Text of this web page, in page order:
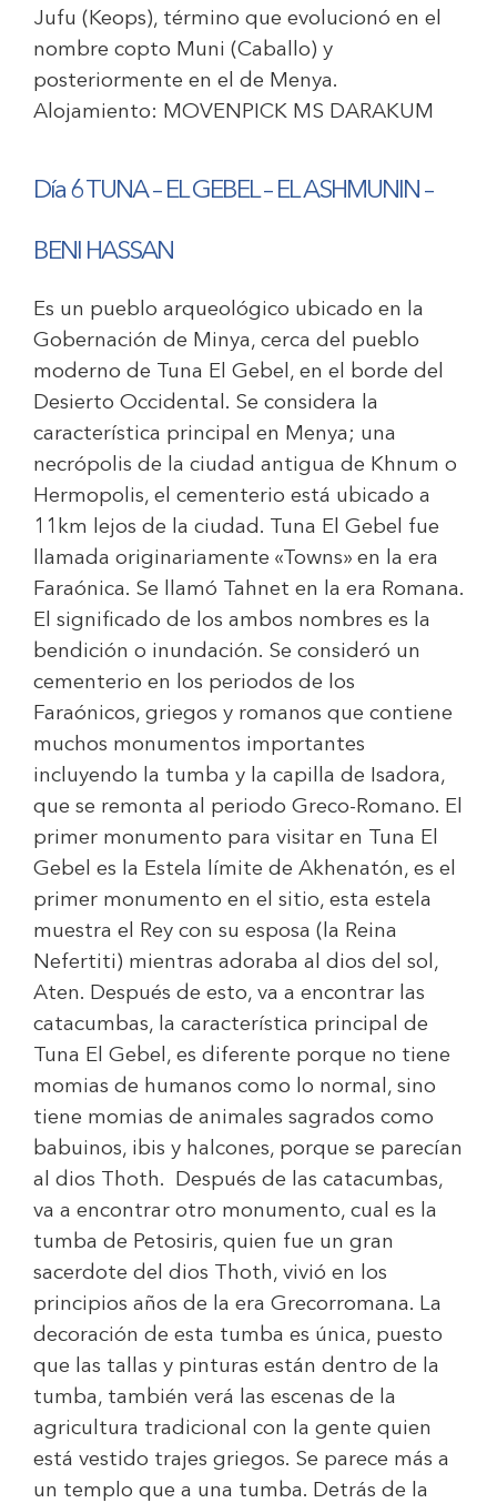
Jufu (Keops), término que evolucionó en el
nombre copto Muni (Caballo) y
posteriormente en el de Menya.
Alojamiento: MOVENPICK MS DARAKUM
Día 6 TUNA – EL GEBEL – EL ASHMUNIN –
BENI HASSAN
Es un pueblo arqueológico ubicado en la
Gobernación de Minya, cerca del pueblo
moderno de Tuna El Gebel, en el borde del
Desierto Occidental. Se considera la
característica principal en Menya; una
necrópolis de la ciudad antigua de Khnum o
Hermopolis, el cementerio está ubicado a
11km lejos de la ciudad. Tuna El Gebel fue
llamada originariamente «Towns» en la era
Faraónica. Se llamó Tahnet en la era Romana.
El significado de los ambos nombres es la
bendición o inundación. Se consideró un
cementerio en los periodos de los
Faraónicos, griegos y romanos que contiene
muchos monumentos importantes
incluyendo la tumba y la capilla de Isadora,
que se remonta al periodo Greco-Romano. El
primer monumento para visitar en Tuna El
Gebel es la Estela límite de Akhenatón, es el
primer monumento en el sitio, esta estela
muestra el Rey con su esposa (la Reina
Nefertiti) mientras adoraba al dios del sol,
Aten. Después de esto, va a encontrar las
catacumbas, la característica principal de
Tuna El Gebel, es diferente porque no tiene
momias de humanos como lo normal, sino
tiene momias de animales sagrados como
babuinos, ibis y halcones, porque se parecían
al dios Thoth. Después de las catacumbas,
va a encontrar otro monumento, cual es la
tumba de Petosiris, quien fue un gran
sacerdote del dios Thoth, vivió en los
principios años de la era Grecorromana. La
decoración de esta tumba es única, puesto
que las tallas y pinturas están dentro de la
tumba, también verá las escenas de la
agricultura tradicional con la gente quien
está vestido trajes griegos. Se parece más a
un templo que a una tumba. Detrás de la